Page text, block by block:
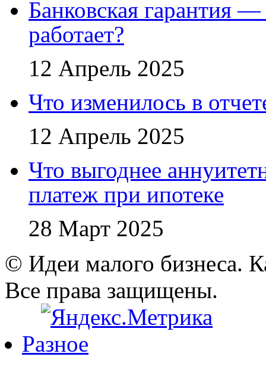
Банковская гарантия
работает?
12 Апрель 2025
Что изменилось в
12 Апрель 2025
Что выгоднее
платеж при ипотеке
28 Март 2025
© Идеи малого бизнеса.
Все права защищены.
Разное